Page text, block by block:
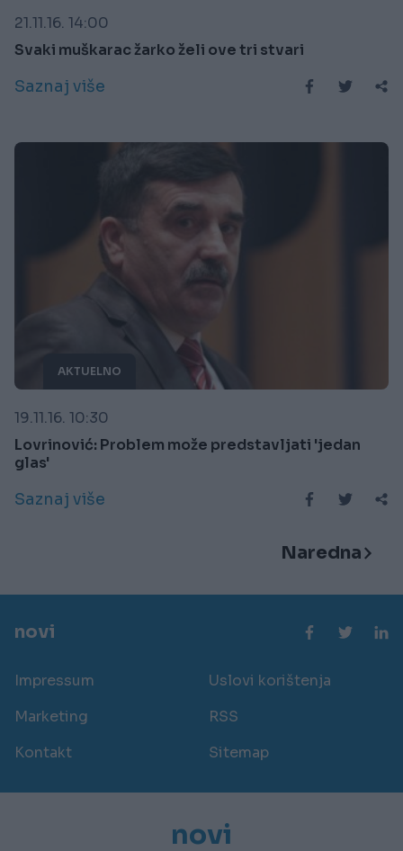
21.11.16. 14:00
Svaki muškarac žarko želi ove tri stvari
Saznaj više
AKTUELNO
19.11.16. 10:30
Lovrinović: Problem može predstavljati 'jedan
glas'
Saznaj više
Naredna
novi
Impressum
Uslovi korištenja
Marketing
RSS
Kontakt
Sitemap
novi